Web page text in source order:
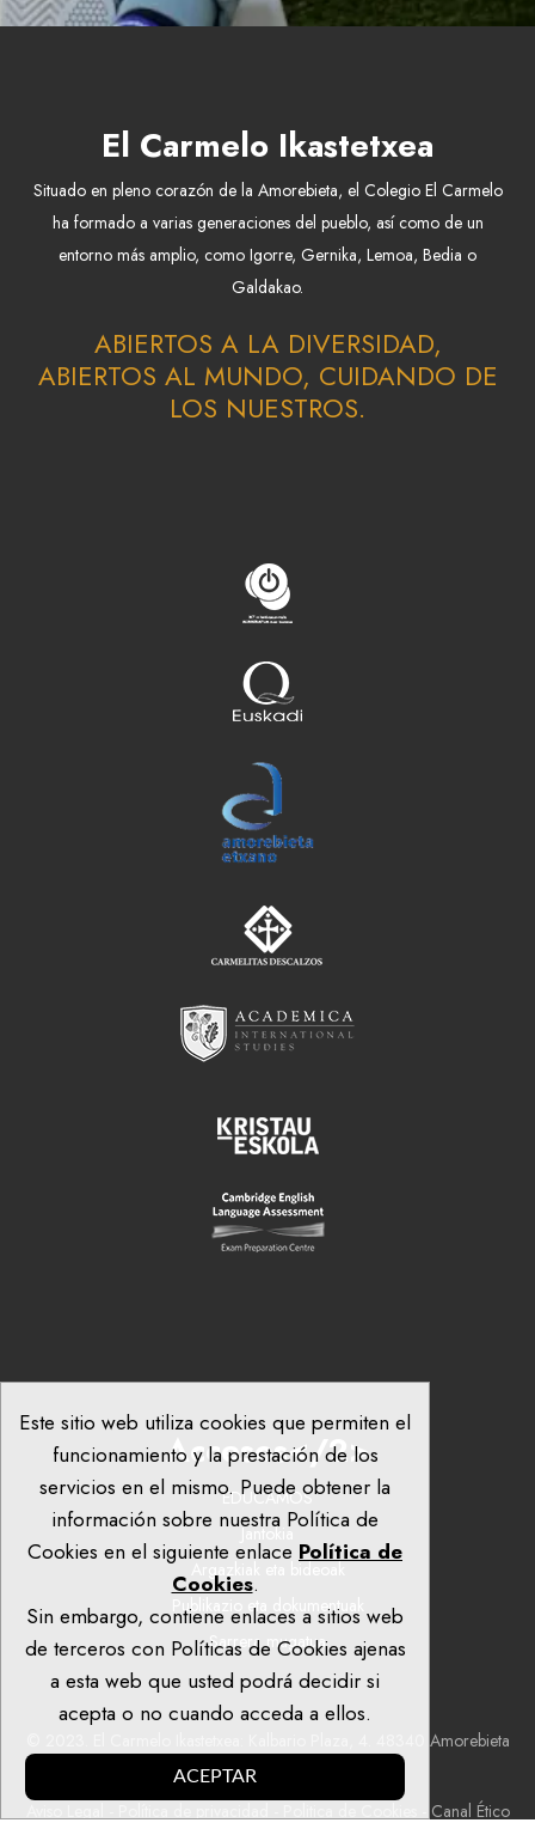
El Carmelo Ikastetxea
Situado en pleno corazón de la Amorebieta, el Colegio El Carmelo
ha formado a varias generaciones del pueblo, así como de un
entorno más amplio, como Igorre, Gernika, Lemoa, Bedia o
Galdakao.
ABIERTOS A LA DIVERSIDAD,
ABIERTOS AL MUNDO, CUIDANDO DE
LOS NUESTROS.
Accesos</2>
EDUCAMOS
Jantokia
Argazkiak eta bideoak
Publikazio eta dokumentuak
Sarrera mugatua
© 2023. El Carmelo Ikastetxea: Kalbario Plaza, 4. 48340 Amorebieta
(Bizkaia).
Canal Ético
Este sitio web utiliza cookies que permiten el
funcionamiento y la prestación de los
servicios en el mismo. Puede obtener la
información sobre nuestra Política de
Cookies en el siguiente enlace Política de
Cookies.
Sin embargo, contiene enlaces a sitios web
de terceros con Políticas de Cookies ajenas
a esta web que usted podrá decidir si
acepta o no cuando acceda a ellos.
ACEPTAR